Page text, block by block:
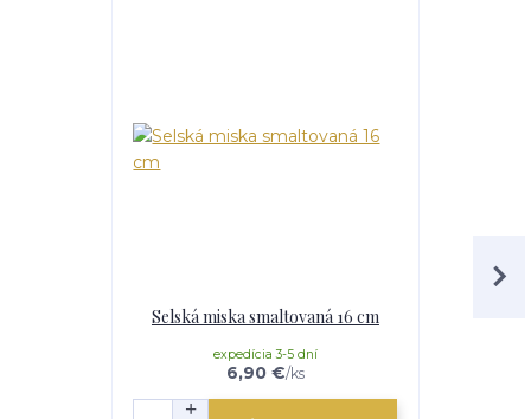
Selská miska smaltovaná 16 cm
6,90 €/ks
expedícia 3-5 dní